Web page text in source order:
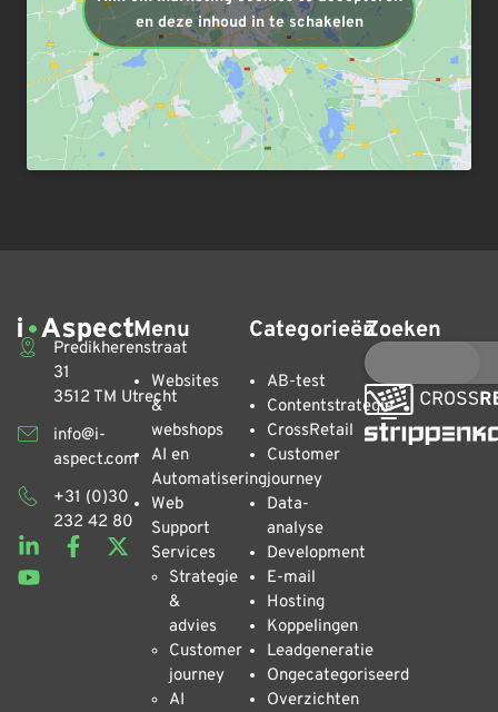
en deze inhoud in te schakelen
Predikherenstraat
31
3512 TM Utrecht
info@i-
aspect.com
+31 (0)30
232 42 80
Menu
Websites
&
webshops
AI en
Automatisering
Web
Support
Services
Strategie
&
advies
Customer
journey
AI
Categorieën
AB-test
Contentstrategie
CrossRetail
Customer
journey
Data-
analyse
Development
E-mail
Hosting
Koppelingen
Leadgeneratie
Ongecategoriseerd
Overzichten
Zoeken